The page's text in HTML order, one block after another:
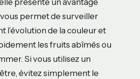
présente un avantage
permet de surveiller
l’évolution de la couleur et
les fruits abîmés ou
Si vous utilisez un
évitez simplement le